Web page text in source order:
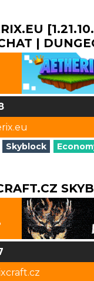
|
Skyblock